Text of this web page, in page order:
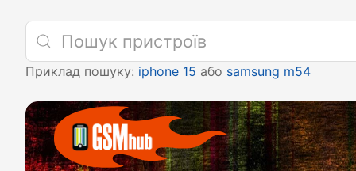
Приклад пошуку: iphone 15 або samsung m54